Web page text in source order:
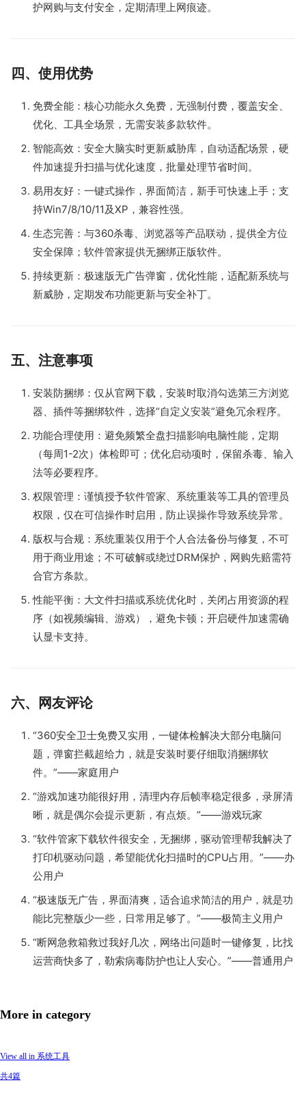
护网购与支付安全，定期清理上网痕迹。
四、使用优势
免费全能：核心功能永久免费，无强制付费，覆盖安全、
优化、工具全场景，无需安装多款软件。
智能高效：安全大脑实时更新威胁库，自动适配场景，硬
件加速提升扫描与优化速度，批量处理节省时间。
易用友好：一键式操作，界面简洁，新手可快速上手；支
持Win7/8/10/11及XP，兼容性强。
生态完善：与360杀毒、浏览器等产品联动，提供全方位
安全保障；软件管家提供无捆绑正版软件。
持续更新：极速版无广告弹窗，优化性能，适配新系统与
新威胁，定期发布功能更新与安全补丁。
五、注意事项
安装防捆绑：仅从官网下载，安装时取消勾选第三方浏览
器、插件等捆绑软件，选择“自定义安装”避免冗余程序。
功能合理使用：避免频繁全盘扫描影响电脑性能，定期
（每周1-2次）体检即可；优化启动项时，保留杀毒、输入
法等必要程序。
权限管理：谨慎授予软件管家、系统重装等工具的管理员
权限，仅在可信操作时启用，防止误操作导致系统异常。
版权与合规：系统重装仅用于个人合法备份与修复，不可
用于商业用途；不可破解或绕过DRM保护，网购先赔需符
合官方条款。
性能平衡：大文件扫描或系统优化时，关闭占用资源的程
序（如视频编辑、游戏），避免卡顿；开启硬件加速需确
认显卡支持。
六、网友评论
“360安全卫士免费又实用，一键体检解决大部分电脑问
题，弹窗拦截超给力，就是安装时要仔细取消捆绑软
件。”——家庭用户
“游戏加速功能很好用，清理内存后帧率稳定很多，录屏清
晰，就是偶尔会提示更新，有点烦。”——游戏玩家
“软件管家下载软件很安全，无捆绑，驱动管理帮我解决了
打印机驱动问题，希望能优化扫描时的CPU占用。”——办
公用户
“极速版无广告，界面清爽，适合追求简洁的用户，就是功
能比完整版少一些，日常用足够了。”——极简主义用户
“断网急救箱救过我好几次，网络出问题时一键修复，比找
运营商快多了，勒索病毒防护也让人安心。”——普通用户
More in category
View all in 系统工具
共4篇